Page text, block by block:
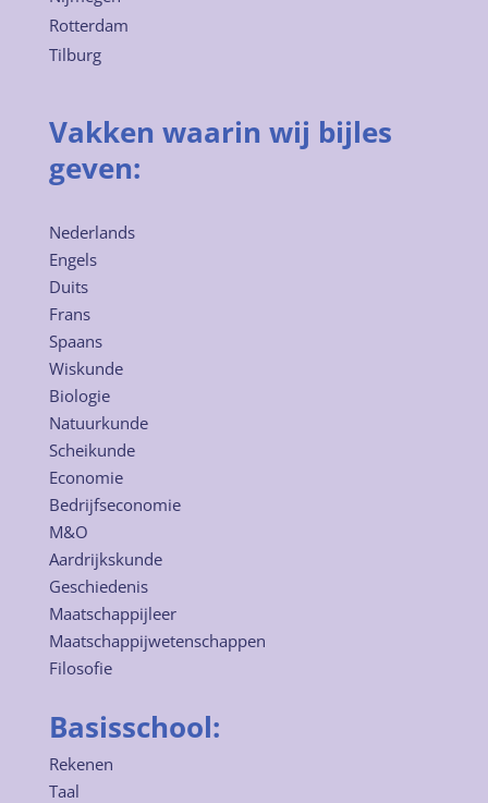
Rotterdam
Tilburg
Vakken waarin wij bijles
geven:
Nederlands
Engels
Duits
Frans
Spaans
Wiskunde
Biologie
Natuurkunde
Scheikunde
Economie
Bedrijfseconomie
M&O
Aardrijkskunde
Geschiedenis
Maatschappijleer
Maatschappijwetenschappen
Filosofie
Basisschool:
Rekenen
Taal